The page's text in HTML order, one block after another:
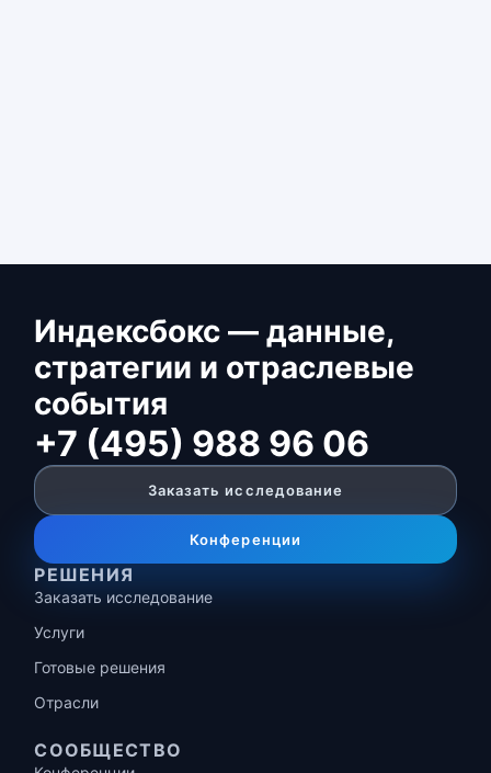
Индексбокс — данные,
стратегии и отраслевые
события
+7 (495) 988 96 06
Заказать исследование
Конференции
РЕШЕНИЯ
Заказать исследование
Услуги
Готовые решения
Отрасли
СООБЩЕСТВО